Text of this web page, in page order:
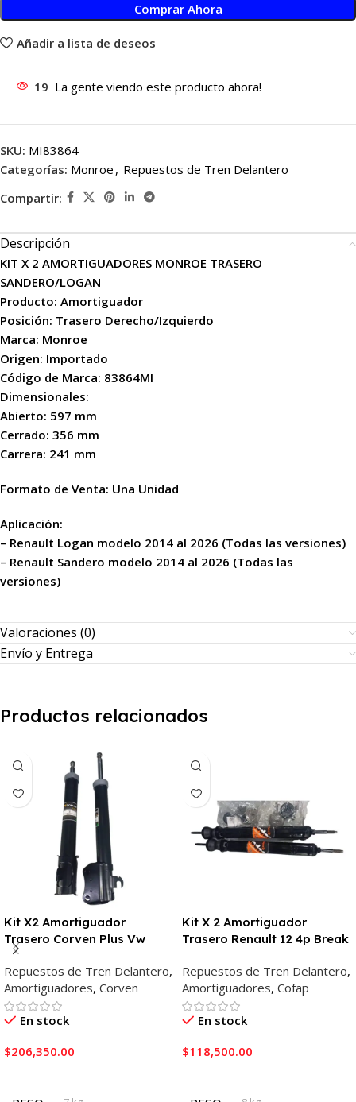
Comprar Ahora
Añadir a lista de deseos
19 La gente viendo este producto ahora!
SKU: MI83864
Categorías: Monroe , Repuestos de Tren Delantero
Compartir:
Descripción
KIT X 2 AMORTIGUADORES MONROE TRASERO
SANDERO/LOGAN
Producto: Amortiguador
Posición: Trasero Derecho/Izquierdo
Marca: Monroe
Origen: Importado
Código de Marca: 83864MI
Dimensionales:
Abierto: 597 mm
Cerrado: 356 mm
Carrera: 241 mm
Formato de Venta: Una Unidad
Aplicación:
– Renault Logan modelo 2014 al 2026 (Todas las versiones)
– Renault Sandero modelo 2014 al 2026 (Todas las
versiones)
Valoraciones (0)
Envío y Entrega
Productos relacionados
Kit X2 Amortiguador
Trasero Corven Plus Vw
Fox-suran
Repuestos de Tren Delantero,
Amortiguadores, Corven
En stock
$206,350.00
Kit X 2 Amortiguador
Trasero Renault 12 4p Break
Repuestos de Tren Delantero,
Amortiguadores, Cofap
En stock
$118,500.00